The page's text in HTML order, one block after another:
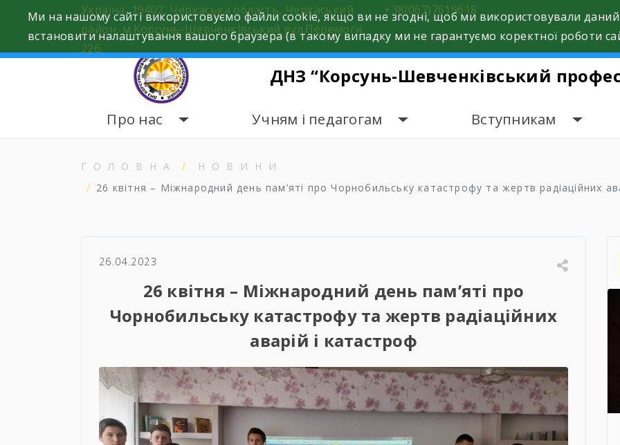
Україна, 19402, Черкаська область, Черкаський
район, м.Корсунь-Шевченківський вул.Перемоги,
226.
+38(067)7619618
ДНЗ “Корсунь-Шевченківський
Про нас Учням і педагогам Вступникам
ГОЛОВНА
НОВИНИ
26 квітня – Міжнародний день пам’яті про Чорнобильську катастрофу та жертв радіаційних
26.04.2023
26 квітня – Міжнародний день пам’яті про
Чорнобильську катастрофу та жертв радіаційних
аварій і катастроф
Ми на нашому сайті використовуємо файли cookie, якщо ви не згодні, щоб ми використовували
встановити налаштування вашого браузера (в такому випадку ми не гарантуємо коректної роботи